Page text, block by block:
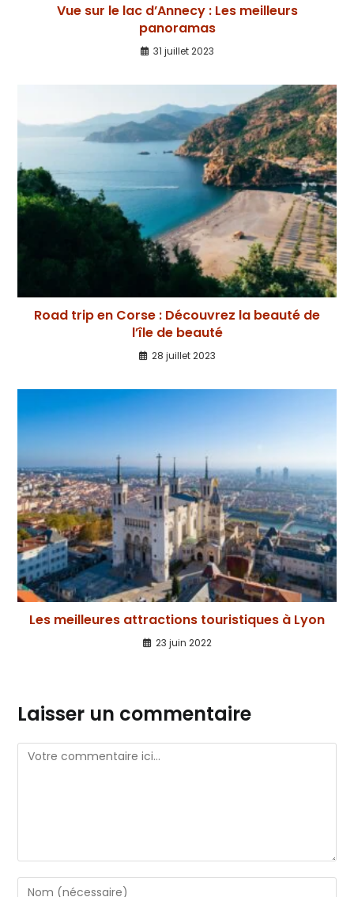
Vue sur le lac d’Annecy : Les meilleurs
panoramas
31 juillet 2023
Road trip en Corse : Découvrez la beauté de
l’île de beauté
28 juillet 2023
Les meilleures attractions touristiques à Lyon
23 juin 2022
Laisser un commentaire